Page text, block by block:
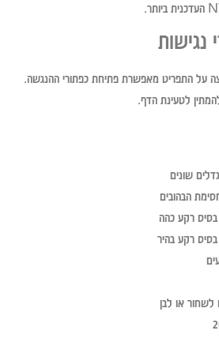
נגישות
על התפריט מאפשרת פתיחת כפתורי ההנגשה.
לטעינת הדף.
הבהובים
בסיס רקע כהה
בסיס רקע בהיר
לשחור או לבן